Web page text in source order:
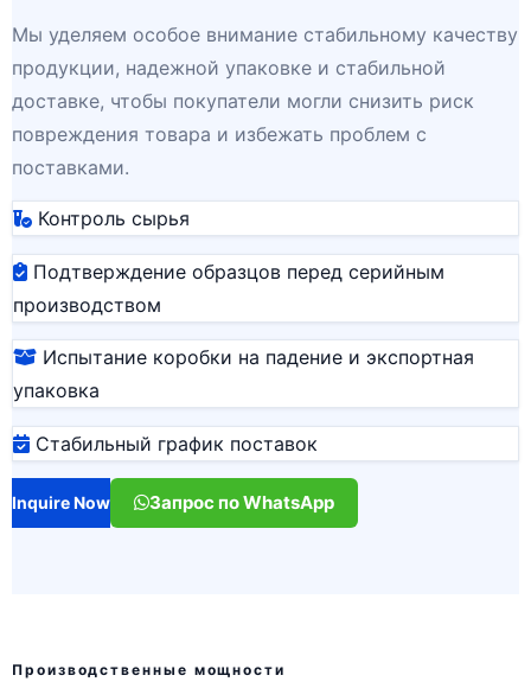
Мы уделяем особое внимание стабильному качеству
продукции, надежной упаковке и стабильной
доставке, чтобы покупатели могли снизить риск
повреждения товара и избежать проблем с
поставками.
Контроль сырья
Подтверждение образцов перед серийным
производством
Испытание коробки на падение и экспортная
упаковка
Стабильный график поставок
Inquire Now Запрос по WhatsApp
Производственные мощности